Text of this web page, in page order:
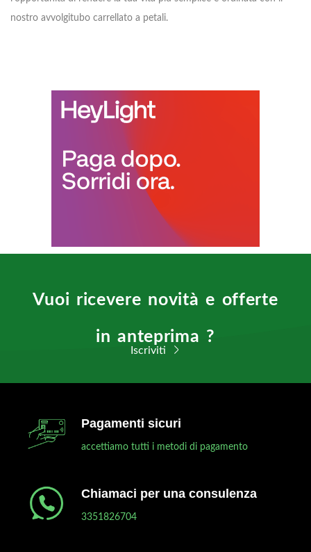
nostro avvolgitubo carrellato a petali.
Vuoi ricevere novità e offerte
in anteprima ?
Iscriviti
Pagamenti sicuri
accettiamo tutti i metodi di pagamento
Chiamaci per una consulenza
3351826704